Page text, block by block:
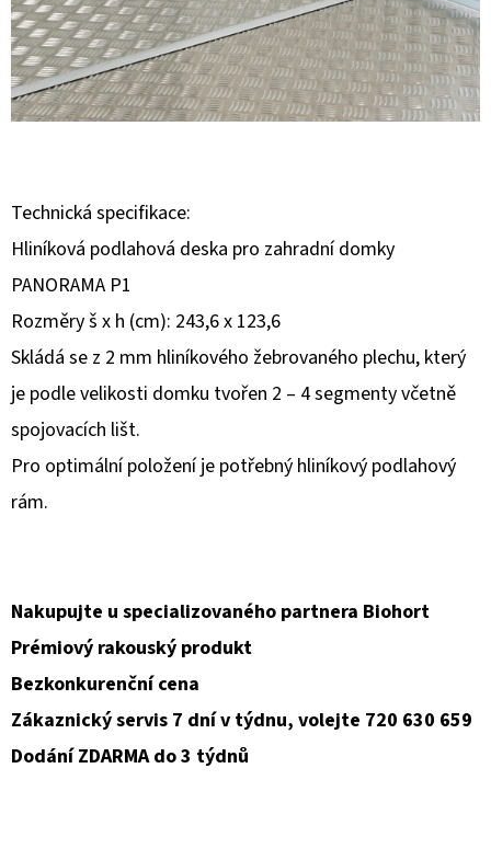
Technická specifikace:
Hliníková podlahová deska pro zahradní domky
PANORAMA P1
Rozměry š x h (cm): 243,6 x 123,6
Skládá se z 2 mm hliníkového žebrovaného plechu, který
je podle velikosti domku tvořen 2 – 4 segmenty včetně
spojovacích lišt.
Pro optimální položení je potřebný hliníkový podlahový
rám.
Nakupujte u specializovaného partnera Biohort
Prémiový rakouský produkt
Bezkonkurenční cena
Zákaznický servis 7 dní v týdnu, volejte 720 630 659
Dodání ZDARMA do 3 týdnů
T
E
N
Í
T
?
P
O
R
U
Č
U
J